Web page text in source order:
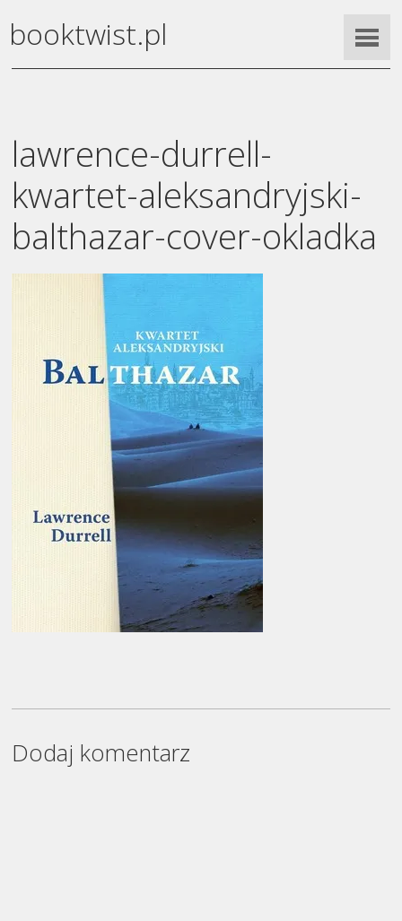
booktwist.pl
lawrence-durrell-
kwartet-aleksandryjski-
balthazar-cover-okladka
Dodaj komentarz